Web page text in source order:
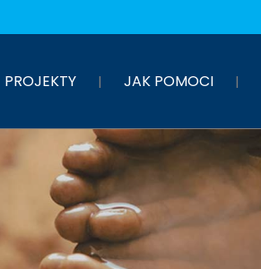
PROJEKTY JAK POMOCI